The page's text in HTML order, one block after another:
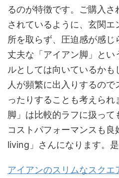
るのが特徴です。ご購入
されているように、玄関
所を取らず、圧迫感が感じ
丈夫な「アイアン脚」とい
ルとしては向いているか
人が頻繁に出入りするの
ったりすることも考えら
脚」は比較的ラフに扱って
コストパフォーマンスも
living」さんになります。是
アイアンのスリムなスクエ